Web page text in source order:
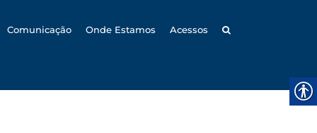
Comunicação Onde Estamos Acessos